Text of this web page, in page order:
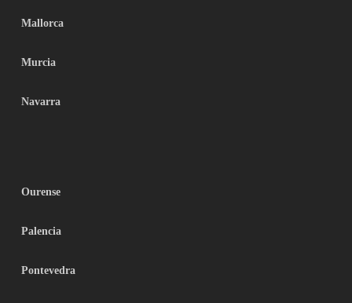
Mallorca
Murcia
Navarra
Ourense
Palencia
Pontevedra